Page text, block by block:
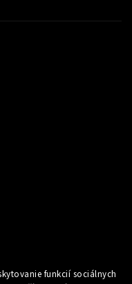
funkcií sociálnych